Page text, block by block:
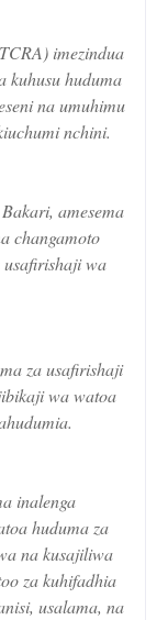
imezindua
kuhusu huduma
na umuhimu
nchini.
amesema
changamoto
wa
za usafirishaji
wa watoa
inalenga
huduma za
na kusajiliwa
za kuhifadhia
usalama, na